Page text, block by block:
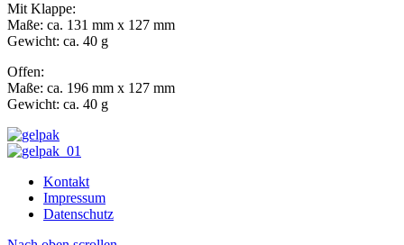
Mit Klappe:
Maße: ca. 131 mm x 127 mm
Gewicht: ca. 40 g
Offen:
Maße: ca. 196 mm x 127 mm
Gewicht: ca. 40 g
Kontakt
Impressum
Datenschutz